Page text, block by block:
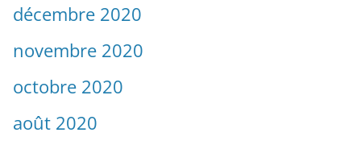
décembre 2020
novembre 2020
octobre 2020
août 2020